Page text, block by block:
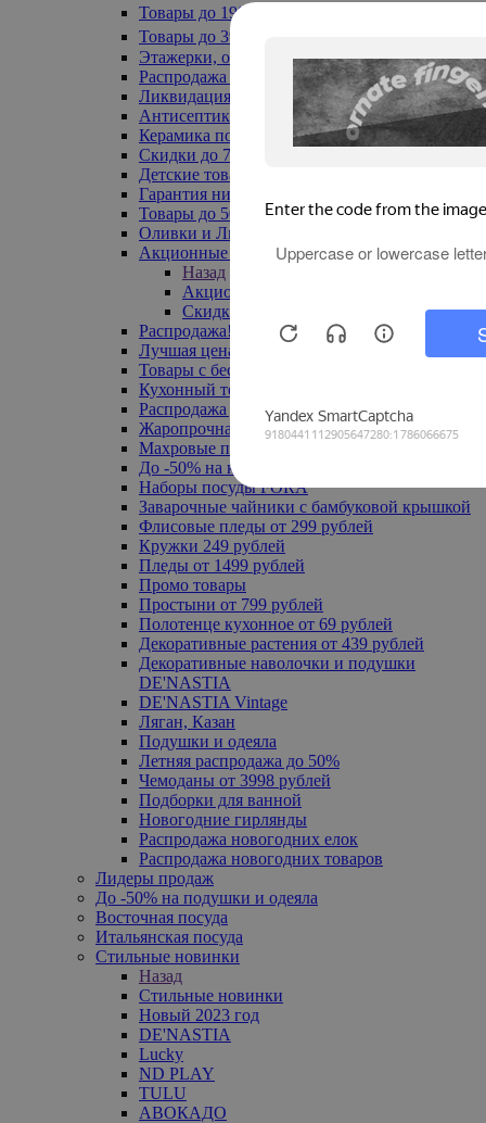
Товары до 199₽
Товары до 399₽
Этажерки, обувницы
Распродажа текстиля до -50%
Ликвидация до -70%
Антисептики
Керамика по 129 руб
Скидки до 70%
Детские товары
Гарантия низкой цены
Товары до 500 руб
Оливки и Лимоны
Акционные товары
Назад
Акционные товары
Скидка 20% по промокоду
Распродажа! Ульяновск до -70%
Лучшая цена
Товары с бесплатной доставкой
Кухонный текстиль
Распродажа до -50%
Жаропрочная посуда
Махровые полотенца
До -50% на ковры
Наборы посуды FORA
Заварочные чайники с бамбуковой крышкой
Флисовые пледы от 299 рублей
Кружки 249 рублей
Пледы от 1499 рублей
Промо товары
Простыни от 799 рублей
Полотенце кухонное от 69 рублей
Декоративные растения от 439 рублей
Декоративные наволочки и подушки
DE'NASTIA
DE'NASTIA Vintage
Ляган, Казан
Подушки и одеяла
Летняя распродажа до 50%
Чемоданы от 3998 рублей
Подборки для ванной
Новогодние гирлянды
Распродажа новогодних елок
Распродажа новогодних товаров
Лидеры продаж
До -50% на подушки и одеяла
Восточная посуда
Итальянская посуда
Стильные новинки
Назад
Стильные новинки
Новый 2023 год
DE'NASTIA
Lucky
ND PLAY
TULU
АВОКАДО